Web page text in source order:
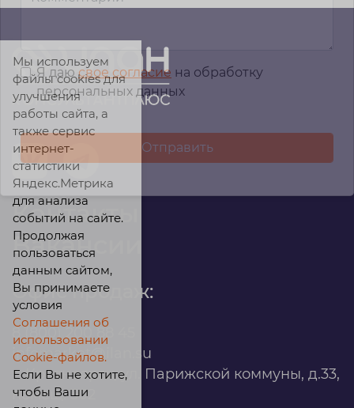
Контакты
Вакансии
Офис продаж:
infomarket@ilan.su
г. Красноярск, ул. Парижской коммуны, д.33,
помещ. 302
Я даю свое согласие на обработку
персональных данных
Мы используем
файлы cookies для
улучшения
работы сайта, а
также сервис
интернет-
статистики
Яндекс.Метрика
для анализа
событий на сайте.
Продолжая
пользоваться
данным сайтом,
Вы принимаете
условия
Соглашения об
использовании
Cookie-файлов.
Если Вы не хотите,
чтобы Ваши